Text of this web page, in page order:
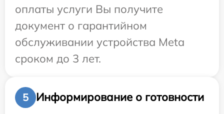
оплаты услуги Вы получите
документ о гарантийном
обслуживании устройства Meta
сроком до 3 лет.
5
Информирование о готовности